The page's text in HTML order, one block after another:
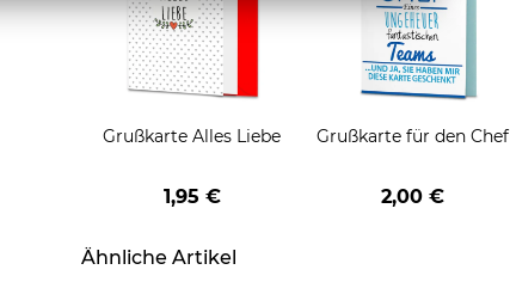
Grußkarte Alles Liebe
1,95 €
Grußkarte für den Chef
2,00 €
Ähnliche Artikel